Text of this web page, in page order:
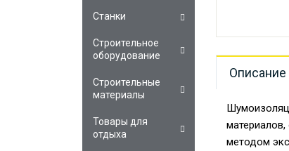
Описание
методом
Станки
Строительное
оборудование
Строительные
материалы
Товары для
отдыха